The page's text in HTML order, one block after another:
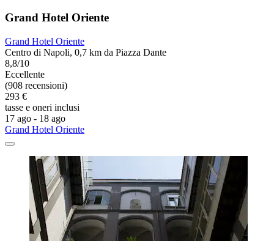
Grand Hotel Oriente
Grand Hotel Oriente
Centro di Napoli, 0,7 km da Piazza Dante
8,8/10
Eccellente
(908 recensioni)
293 €
tasse e oneri inclusi
17 ago - 18 ago
Grand Hotel Oriente